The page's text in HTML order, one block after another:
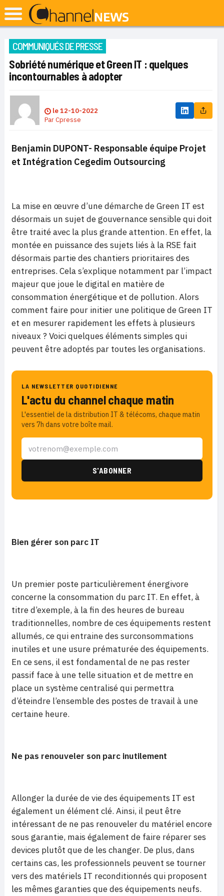
COMMUNIQUÉS DE PRESSE
Sobriété numérique et Green IT : quelques
incontournables à adopter
le12-10-2022
ParCpresse
Benjamin DUPONT- Responsable équipe Projet
et Intégration Cegedim Outsourcing
La mise en œuvre d’une démarche de Green IT est
désormais un sujet de gouvernance sensible qui doit
être traité avec la plus grande attention. En effet, la
montée en puissance des sujets liés à la RSE fait
désormais partie des chantiers prioritaires des
entreprises. Cela s’explique notamment par l’impact
majeur que joue le digital en matière de
consommation énergétique et de pollution. Alors
comment faire pour initier une politique de Green IT
et en mesurer rapidement les effets à plusieurs
niveaux ? Voici quelques éléments simples qui
peuvent être adoptés par toutes les organisations.
LA NEWSLETTER QUOTIDIENNE
L'actu du channel chaque matin
L'essentiel de la distribution IT & télécoms, chaque matin
vers 7h dans votre boîte mail.
Bien gérer son parc IT
Un premier poste particulièrement énergivore
concerne la consommation du parc IT. En effet, à
titre d’exemple, à la fin des heures de bureau
traditionnelles, nombre de ces équipements restent
allumés, ce qui entraine des surconsommations
inutiles et une usure prématurée des équipements.
En ce sens, il est fondamental de ne pas rester
passif face à une telle situation et de mettre en
place un système centralisé qui permettra
d’éteindre l’ensemble des postes de travail à une
certaine heure.
Ne pas renouveler son parc inutilement
Allonger la durée de vie des équipements IT est
également un élément clé. Ainsi, il peut être
intéressant de ne pas renouveler du matériel encore
sous garantie, mais également de faire réparer ses
devices plutôt que de les changer. De plus, dans
certains cas, les professionnels peuvent se tourner
vers des matériels IT reconditionnés qui proposent
les mêmes garanties que des équipements neufs.